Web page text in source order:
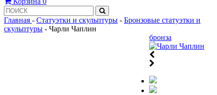
Главная - Статуэтки и скульптуры - Бронзовые статуэтки и
скульптуры - Чарли Чаплин
бронза